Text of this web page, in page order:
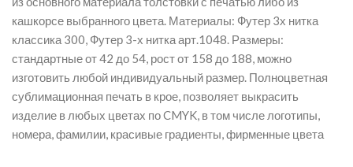
кашкорсе выбранного цвета. Материалы: Футер 3х нитка
классика 300, Футер 3-х нитка арт.1048. Размеры:
стандартные от 42 до 54, рост от 158 до 188, можно
изготовить любой индивидуальный размер. Полноцветная
сублимационная печать в крое, позволяет выкрасить
изделие в любых цветах по CMYK, в том числе логотипы,
номера, фамилии, красивые градиенты, фирменные цвета